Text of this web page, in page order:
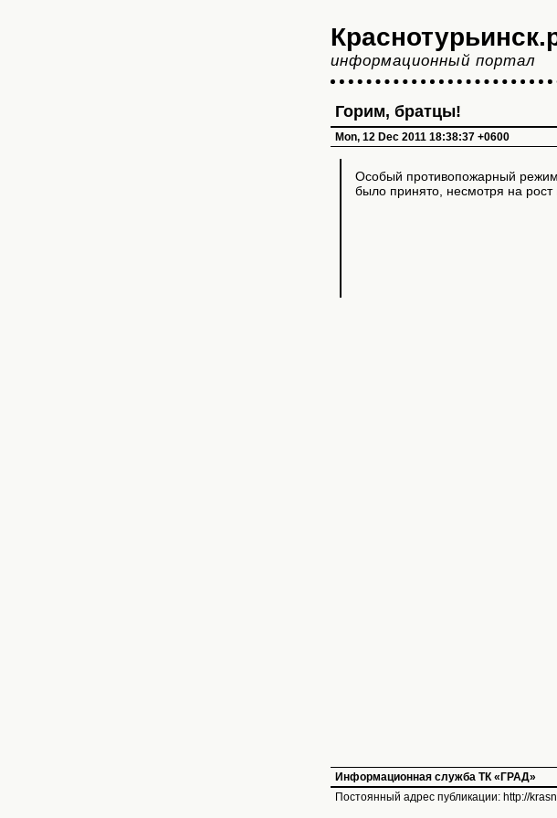
информационный портал
Горим, братцы!
Mon, 12 Dec 2011 18:38:37 +0600
Особый противопожарный режим
было принято, несмотря на
Информационная служба ТК «ГРАД»
Постоянный адрес публикации: http://